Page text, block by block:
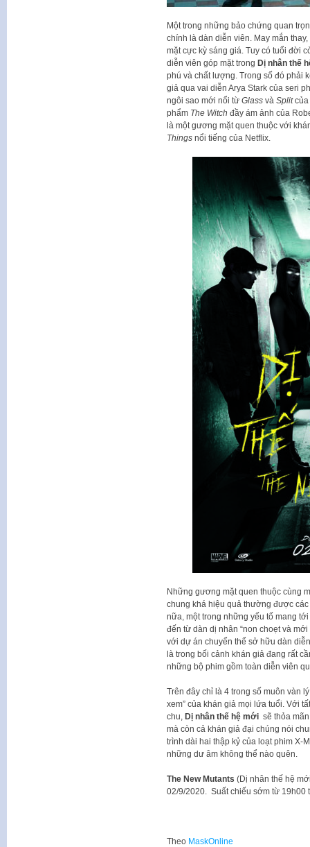
Một trong những bảo chứng quan
chính là dàn diễn viên. May mắn thay,
mặt cực kỳ sáng giá. Tuy có tuổi đời
diễn viên góp mặt trong Dị nhân thế
phú và chất lượng. Trong số đó phải
giả qua vai diễn Arya Stark của seri
ngôi sao mới nổi từ Glassvà Splitcủa
phẩm The Witch đầy ám ảnh của
là một gương mặt quen thuộc với
Thingsnổi tiếng của Netflix.
Những gương mặt quen thuộc cùng
chung khá hiệu quả thường được
nữa, một trong những yếu tố mang
đến từ dàn dị nhân “non choẹt và
với dự án chuyển thể sở hữu dàn
là trong bối cảnh khán giả đang rất
những bộ phim gồm toàn diễn viên
Trên đây chỉ là 4 trong số muôn vàn
xem” của khán giả mọi lứa tuổi. Với
chu, Dị nhân thế hệ mớisẽ thỏa mãn
mà còn cả khán giả đại chúng nói
trình dài hai thập kỷ của loạt phim X-
những dư âm không thể nào quên.
The New Mutants (Dị nhân thế hệ
02/9/2020. Suất chiếu sớm từ 19h00
Theo MaskOnline